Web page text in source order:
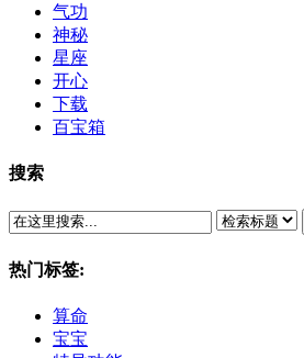
气功
神秘
星座
开心
下载
百宝箱
搜索
热门标签:
算命
宝宝